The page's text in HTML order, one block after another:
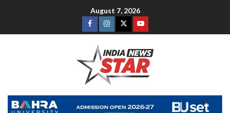
August 7, 2026